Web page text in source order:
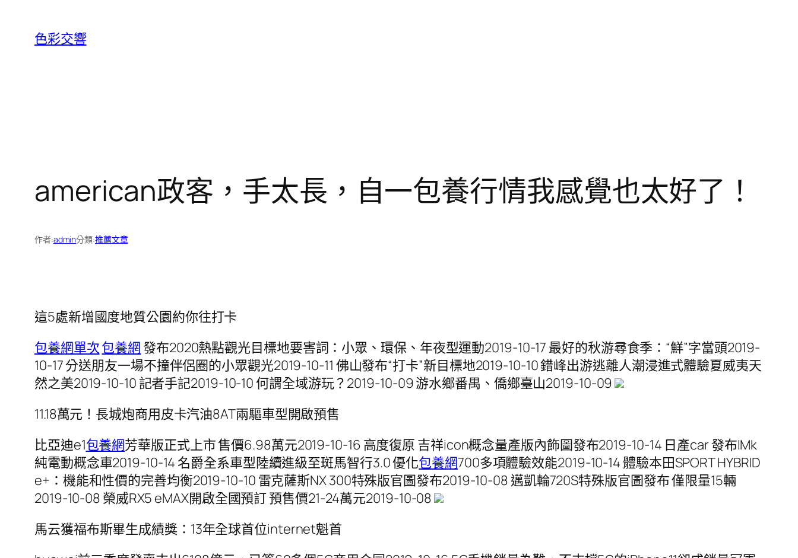
色彩交響
american政客，手太長，自一包養行情我感覺也太好了！
作者:admin分類:推薦文章
這5處新增國度地質公園約你往打卡
包養網單次包養網發布2020熱點觀光目標地要害詞：小眾、環保、年夜型運動2019-10-17 最好的秋游尋食季：“鮮”字當頭2019-
10-17 分送朋友一場不撞伴侶圈的小眾觀光2019-10-11 佛山發布“打卡”新目標地2019-10-10 錯峰出游逃離人潮浸進式體驗夏威夷天
然之美2019-10-10 記者手記2019-10-10 何謂全域游玩？2019-10-09 游水鄉番禺、僑鄉臺山2019-10-09
11.18萬元！長城炮商用皮卡汽油8AT兩驅車型開啟預售
比亞迪e1包養網芳華版正式上市 售價6.98萬元2019-10-16 高度復原 吉祥icon概念量產版內飾圖發布2019-10-14 日產car 發布IMk
純電動概念車2019-10-14 名爵全系車型陸續進級至斑馬智行3.0 優化包養網700多項體驗效能2019-10-14 體驗本田SPORT HYBRID
e+：機能和性價的完善均衡2019-10-10 雷克薩斯NX 300特殊版官圖發布2019-10-08 邁凱輪720S特殊版官圖發布 僅限量15輛
2019-10-08 榮威RX5 eMAX開啟全國預訂 預售價21-24萬元2019-10-08
馬云獲福布斯畢生成績獎：13年全球首位internet魁首